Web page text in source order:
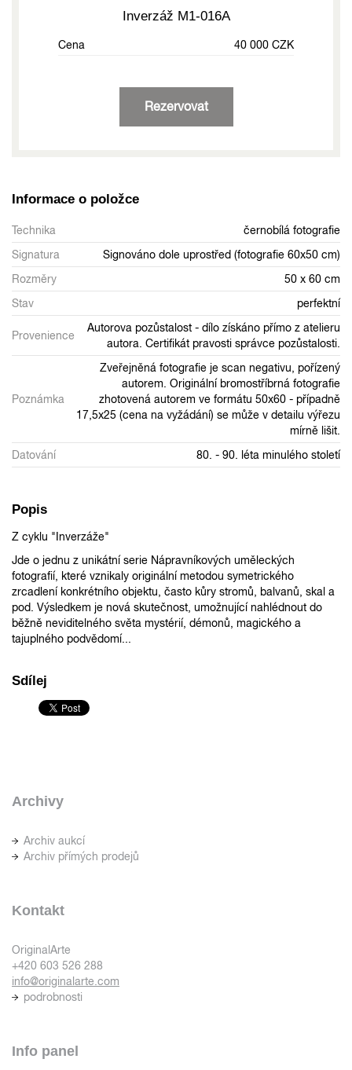
Inverzáž M1-016A
Cena 40 000 CZK
Rezervovat
Informace o položce
Technika
černobílá fotografie
Signatura
Signováno dole uprostřed (fotografie 60x50 cm)
Rozměry
50 x 60 cm
Stav
perfektní
Provenience
Autorova pozůstalost - dílo získáno přímo z atelieru
autora. Certifikát pravosti správce pozůstalosti.
Poznámka
Zveřejněná fotografie je scan negativu, pořízený
autorem. Originální bromostříbrná fotografie
zhotovená autorem ve formátu 50x60 - případně
17,5x25 (cena na vyžádání) se může v detailu výřezu
mírně lišit.
Datování
80. - 90. léta minulého století
Popis
Z cyklu "Inverzáže"
Jde o jednu z unikátní serie Nápravníkových uměleckých
fotografií, které vznikaly originální metodou symetrického
zrcadlení konkrétního objektu, často kůry stromů, balvanů, skal a
pod. Výsledkem je nová skutečnost, umožnující nahlédnout do
běžně neviditelného světa mystérií, démonů, magického a
tajuplného podvědomí...
Sdílej
Archivy
Archiv aukcí
Archiv přímých prodejů
Kontakt
OriginalArte
+420 603 526 288
info@originalarte.com
podrobnosti
Info panel